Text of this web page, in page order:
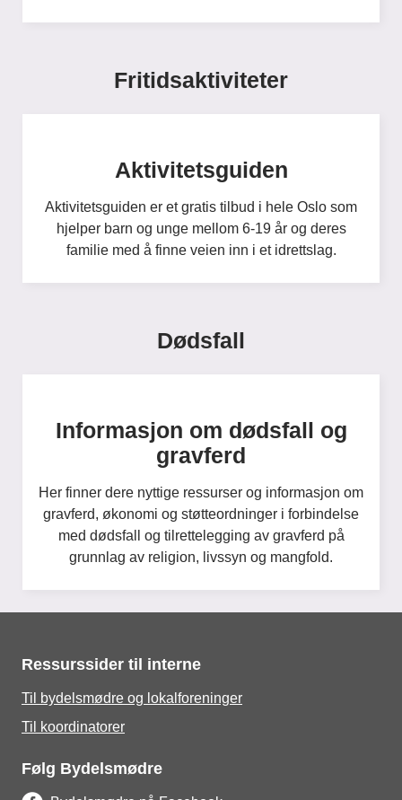
Fritidsaktiviteter
Aktivitetsguiden
Aktivitetsguiden er et gratis tilbud i hele Oslo som
hjelper barn og unge mellom 6-19 år og deres
familie med å finne veien inn i et idrettslag.
Dødsfall
Informasjon om dødsfall og
gravferd
Her finner dere nyttige ressurser og informasjon om
gravferd, økonomi og støtteordninger i forbindelse
med dødsfall og tilrettelegging av gravferd på
grunnlag av religion, livssyn og mangfold.
Ressurssider til interne
Til bydelsmødre og lokalforeninger
Til koordinatorer
Følg Bydelsmødre